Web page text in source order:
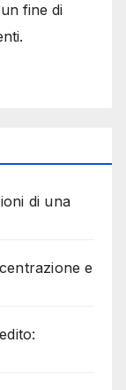
fine di
di una
e